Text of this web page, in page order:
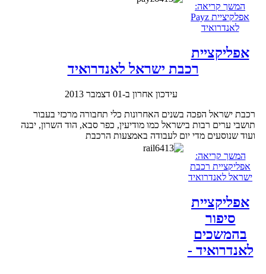
המשך קריאה:
אפלקיציית Payz
לאנדרואיד
אפליקציית
רכבת ישראל לאנדרואיד
עידכון אחרון ב-01 דצמבר 2013
רכבת ישראל הפכה בשנים האחרונות כלי תחבורה מרכזי בעבור
תושבי ערים רבות בישראל כמו מודיעין, כפר סבא, הוד השרון, יבנה
ועוד שנוסעים מדי יום לעבודה באמצעות הרכבת
המשך קריאה:
אפליקציית רכבת
ישראל לאנדרואיד
אפליקציית
סיפור
בהמשכים
לאנדרואיד -